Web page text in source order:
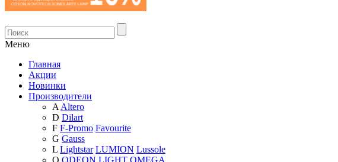
Меню
Главная
Акции
Новинки
Производители
AAltero
D Dilart
F F-Promo Favourite
G Gauss
L Lightstar LUMION Lussole